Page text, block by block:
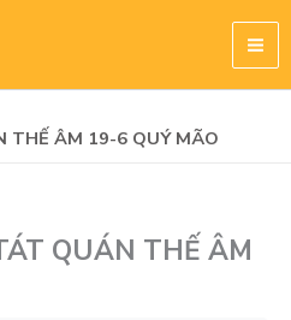
THẾ ÂM 19-6 QUÝ MÃO
QUÁN THẾ ÂM